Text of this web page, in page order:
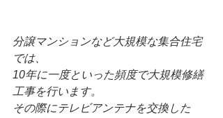
分譲マンションなど大規模な集合住宅
では、
10年に一度といった頻度で大規模修繕
工事を行います。
その際にテレビアンテナを交換した